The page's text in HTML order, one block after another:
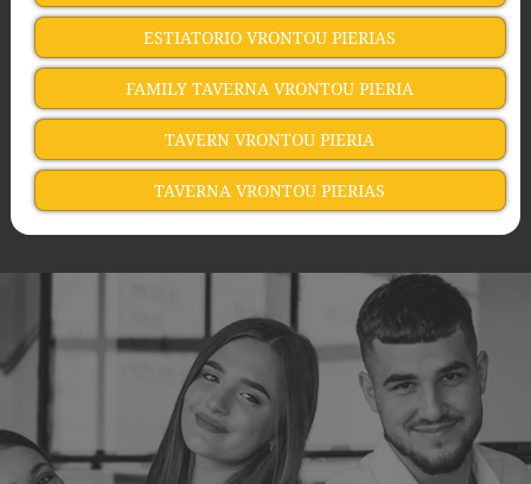
ESTIATORIO VRONTOU PIERIAS
FAMILY TAVERNA VRONTOU PIERIA
TAVERN VRONTOU PIERIA
TAVERNA VRONTOU PIERIAS